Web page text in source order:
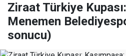
Ziraat Türkiye
Menemen
sonucu)